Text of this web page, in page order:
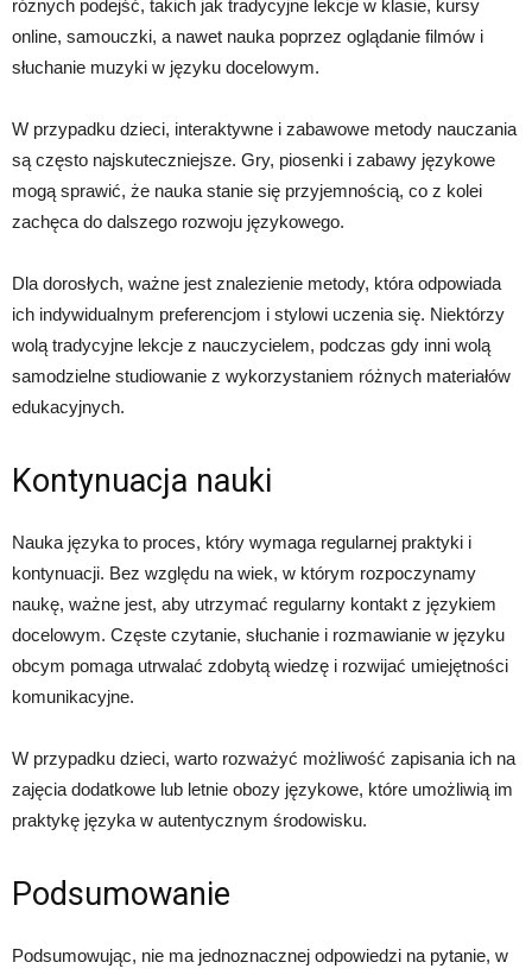
różnych podejść, takich jak tradycyjne lekcje w klasie, kursy
online, samouczki, a nawet nauka poprzez oglądanie filmów i
słuchanie muzyki w języku docelowym.
W przypadku dzieci, interaktywne i zabawowe metody nauczania
są często najskuteczniejsze. Gry, piosenki i zabawy językowe
mogą sprawić, że nauka stanie się przyjemnością, co z kolei
zachęca do dalszego rozwoju językowego.
Dla dorosłych, ważne jest znalezienie metody, która odpowiada
ich indywidualnym preferencjom i stylowi uczenia się. Niektórzy
wolą tradycyjne lekcje z nauczycielem, podczas gdy inni wolą
samodzielne studiowanie z wykorzystaniem różnych materiałów
edukacyjnych.
Kontynuacja nauki
Nauka języka to proces, który wymaga regularnej praktyki i
kontynuacji. Bez względu na wiek, w którym rozpoczynamy
naukę, ważne jest, aby utrzymać regularny kontakt z językiem
docelowym. Częste czytanie, słuchanie i rozmawianie w języku
obcym pomaga utrwalać zdobytą wiedzę i rozwijać umiejętności
komunikacyjne.
W przypadku dzieci, warto rozważyć możliwość zapisania ich na
zajęcia dodatkowe lub letnie obozy językowe, które umożliwią im
praktykę języka w autentycznym środowisku.
Podsumowanie
Podsumowując, nie ma jednoznacznej odpowiedzi na pytanie, w